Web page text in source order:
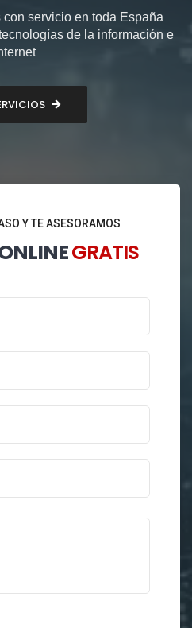
servicio en toda España
de la información e
Y TE ASESORAMOS
GRATIS